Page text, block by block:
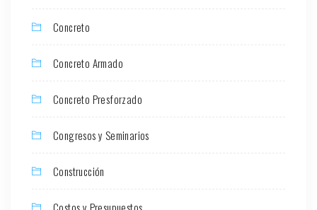
Concreto
Concreto Armado
Concreto Presforzado
Congresos y Seminarios
Construcción